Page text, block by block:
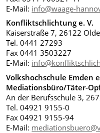
E-Mail: info@waage-
Konfliktschlichtung e. V.
Kaiserstraße 7, 26122
Tel. 0441 27293
Fax 0441 3503227
E-Mail:
Volkshochschule Emden
Mediationsbüro/Täter-
An der Berufsschule 3,
Tel. 04921 9155-0
Fax 04921 9155-94
E-Mail: